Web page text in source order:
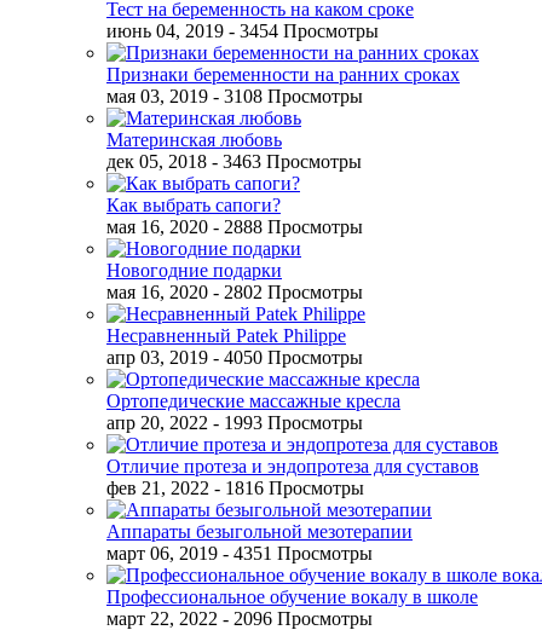
Тест на беременность на каком сроке
июнь 04, 2019 - 3454 Просмотры
Признаки беременности на ранних сроках
мая 03, 2019 - 3108 Просмотры
Материнская любовь
дек 05, 2018 - 3463 Просмотры
Как выбрать сапоги?
мая 16, 2020 - 2888 Просмотры
Новогодние подарки
мая 16, 2020 - 2802 Просмотры
Несравненный Patek Philippe
апр 03, 2019 - 4050 Просмотры
Ортопедические массажные кресла
апр 20, 2022 - 1993 Просмотры
Отличие протеза и эндопротеза для суставов
фев 21, 2022 - 1816 Просмотры
Аппараты безыгольной мезотерапии
март 06, 2019 - 4351 Просмотры
Профессиональное обучение вокалу в школе
март 22, 2022 - 2096 Просмотры